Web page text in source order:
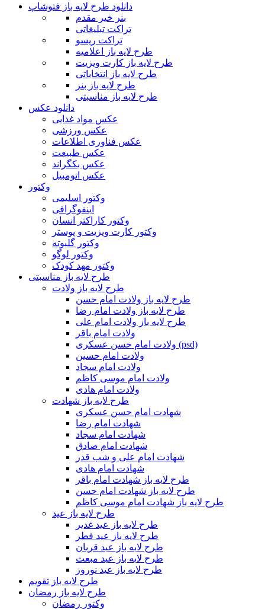
دانلود طرح لایه باز فتوشاپ
بنر خیر مقدم
تراکت تبلیغاتی
تراکت ریسو
طرح لایه باز اعلامیه
طرح لایه باز کارت ویزیت
طرح لایه باز انتخاباتی
طرح لایه باز بنر
طرح لایه باز مناسبتی
دانلود عکس
عکس مواد غذایی
عکس ورزشی
عکس فناوری اطلاعات
عکس طبیعت
عکس بکگراند
عکس اتومبیل
وکتور
وکتور اسلیمی
اینفوگرافی
وکتور کاراکتر انسان
وکتور کارت ویزیت و پوستر
وکتور گلبوته
وکتور لوگو
وکتور مهد کودک
طرح لایه باز مناسبتی
طرح لایه باز ولادت
طرح لایه باز ولادت امام حسن
طرح لایه باز ولادت امام رضا
طرح لایه باز ولادت امام علی
ولادت امام باقر
ولادت امام حسن عسکری (psd)
ولادت امام حسین
ولادت امام سجاد
ولادت امام موسی کاظم
ولادت امام هادی
طرح لایه باز شهادت
شهادت امام حسن عسکری
شهادت امام رضا
شهادت امام سجاد
شهادت امام صادق
شهادت امام علی و شب قدر
شهادت امام هادی
طرح لایه باز شهادت امام باقر
طرح لایه باز شهادت امام حسن
طرح لایه باز شهادت امام موسی کاظم
طرح لایه باز عید
طرح لایه باز عید غدیر
طرح لایه باز عید فطر
طرح لایه باز عید قربان
طرح لایه باز عید مبعث
طرح لایه باز عید نوروز
طرح لایه باز تقویم
طرح لایه باز رمضان
وکتور رمضان